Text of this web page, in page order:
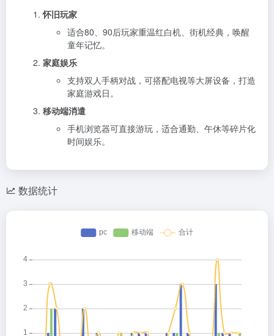
怀旧玩家
适合80、90后玩家重温红白机、街机经典，唤醒
童年记忆。
家庭娱乐
支持双人手柄对战，可搭配电视等大屏设备，打造
家庭游戏日。
移动端消遣
手机浏览器可直接游玩，适合通勤、午休等碎片化
时间娱乐。
数据统计